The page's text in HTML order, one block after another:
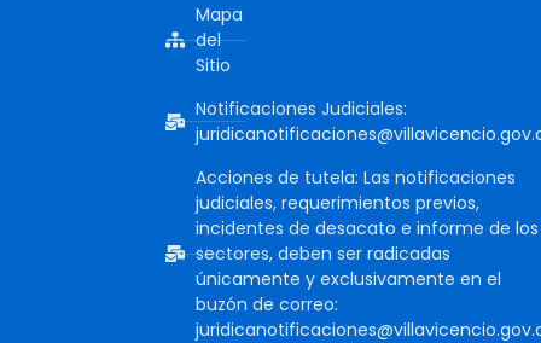
Mapa
del
Sitio
Notificaciones Judiciales:
Acciones de tutela: Las notificaciones
judiciales, requerimientos previos,
incidentes de desacato e informe de los
sectores, deben ser radicadas
únicamente y exclusivamente en el
buzón de correo: